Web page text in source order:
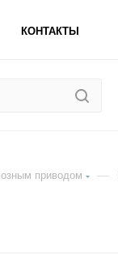
КОНТАКТЫ
приводом —